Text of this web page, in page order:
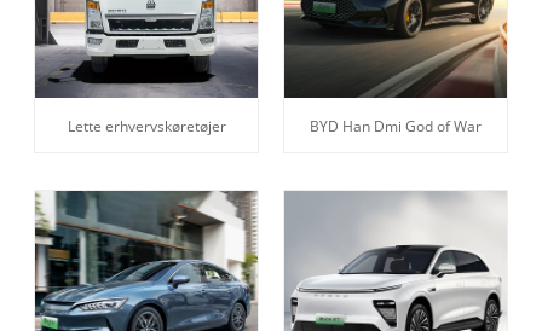
Lette erhvervskøretøjer BYD Han Dmi God of War